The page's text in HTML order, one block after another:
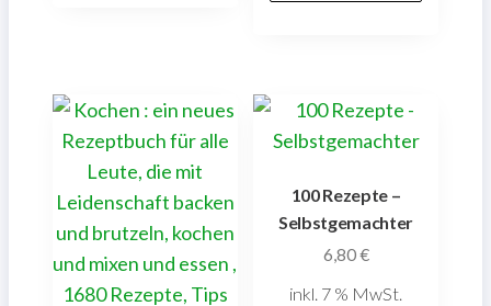
100 Rezepte –
Selbstgemachter
6,80€
inkl. 7 % MwSt.